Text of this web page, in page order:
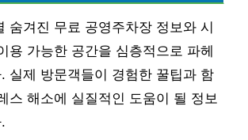
숨겨진 무료 공영주차장 정보와 시
용 가능한 공간을 심층적으로 파헤
실제 방문객들이 경험한 꿀팁과 함
스 해소에 실질적인 도움이 될 정보